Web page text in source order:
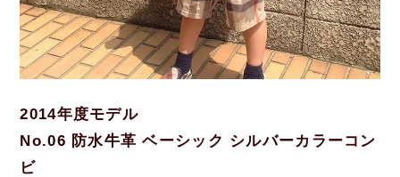
2014年度モデル
No.06 防水牛革 ベーシック シルバーカラーコン
ビ